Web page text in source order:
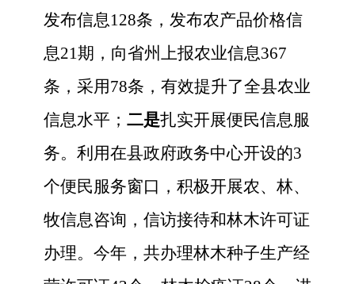
发布信息128条，发布农产品价格信
息21期，向省州上报农业信息367
条，采用78条，有效提升了全县农业
信息水平； 二是扎实开展便民信息服
务。利用在县政府政务中心开设的3
个便民服务窗口，积极开展农、林、
牧信息咨询，信访接待和林木许可证
办理。今年，共办理林木种子生产经